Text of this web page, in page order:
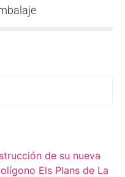
de su nueva
Els Plans de La